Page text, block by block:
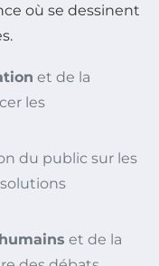
où se dessinent
et de la
les
du public sur les
et de la